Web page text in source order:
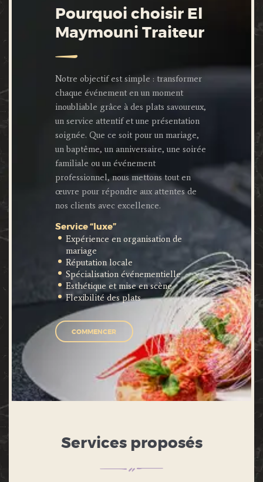
Pourquoi choisir El
Maymouni Traiteur
Notre objectif est simple : transformer
chaque événement en un moment
inoubliable grâce à des plats savoureux,
un service attentif et une présentation
soignée. Que ce soit pour un mariage,
un baptême, un anniversaire, une soirée
familiale ou un événement
professionnel, nous mettons tout en
œuvre pour répondre aux attentes de
nos clients avec excellence.
Service “luxe”
Expérience en organisation de
mariage
Réputation locale
Spécialisation événementielle
Esthétique et mise en scène
Flexibilité des plats
COMMENCER
Services proposés